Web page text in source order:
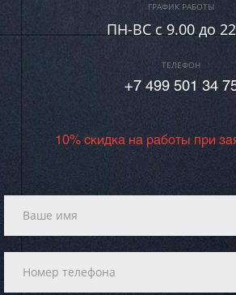
ГРАФИК РАБОТЫ
ПН-ВC c 9.00 до
ТЕЛЕФОН
+7 499 501 34
10% скидка на работы при